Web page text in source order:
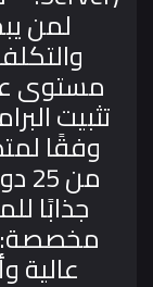
لمن
مستوى
تثبيت
وفقًا
جذابًا
عالية